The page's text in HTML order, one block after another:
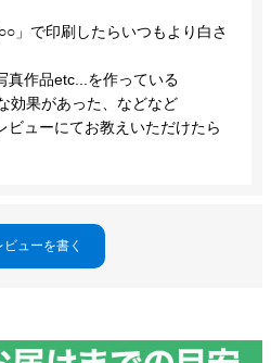
」で印刷したらいつもより白さ
真作品etc...を作っている
効果があった、などなど
ビューにてお教えいただけたら
ビューを書く